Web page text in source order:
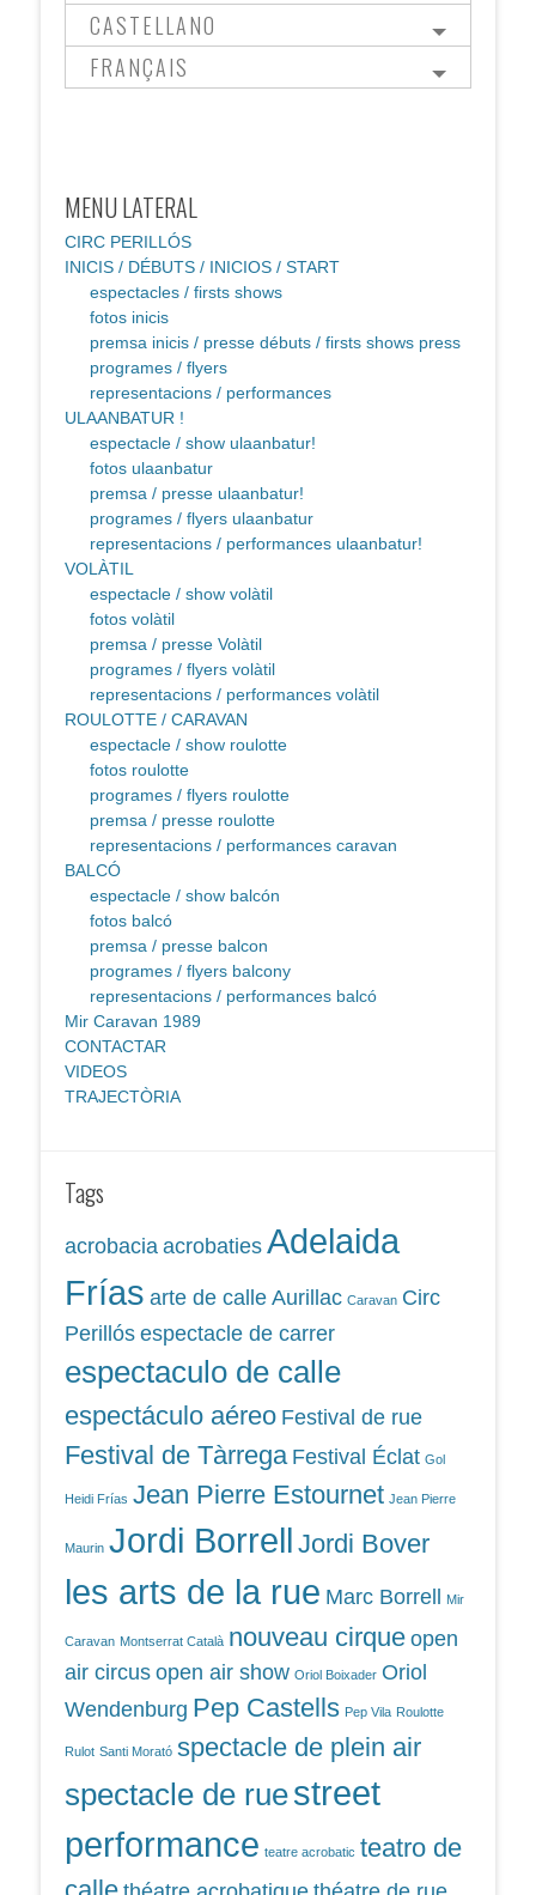
CASTELLANO
FRANÇAIS
MENU LATERAL
CIRC PERILLÓS
INICIS / DÉBUTS / INICIOS / START
espectacles / firsts shows
fotos inicis
premsa inicis / presse débuts / firsts shows press
programes / flyers
representacions / performances
ULAANBATUR !
espectacle / show ulaanbatur!
fotos ulaanbatur
premsa / presse ulaanbatur!
programes / flyers ulaanbatur
representacions / performances ulaanbatur!
VOLÀTIL
espectacle / show volàtil
fotos volàtil
premsa / presse Volàtil
programes / flyers volàtil
representacions / performances volàtil
ROULOTTE / CARAVAN
espectacle / show roulotte
fotos roulotte
programes / flyers roulotte
premsa / presse roulotte
representacions / performances caravan
BALCÓ
espectacle / show balcón
fotos balcó
premsa / presse balcon
programes / flyers balcony
representacions / performances balcó
Mir Caravan 1989
CONTACTAR
VIDEOS
TRAJECTÒRIA
Tags
acrobacia acrobaties Adelaida
Frías arte de calle Aurillac Caravan Circ
Perillós espectacle de carrer
espectaculo de calle
espectáculo aéreo Festival de rue
Festival de Tàrrega Festival Éclat Gol
Heidi Frías Jean Pierre Estournet Jean Pierre
Maurin Jordi Borrell Jordi Bover
les arts de la rue Marc Borrell Mir
Caravan Montserrat Català nouveau cirque open
air circus open air show Oriol Boixader Oriol
Wendenburg Pep Castells Pep Vila Roulotte
Rulot Santi Morató spectacle de plein air
spectacle de ruestreet
performance teatre acrobatic teatro de